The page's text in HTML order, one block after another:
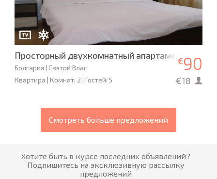
Просторный двухкомнатный апартамент в
Болгария | Святой Влас
Квартира | Комнат: 2 | Гостей: 5
€90
€18
Смотреть больше предложений
Хотите быть в курсе последних объявлений?
Подпишитесь на эксклюзивную рассылку
предложений